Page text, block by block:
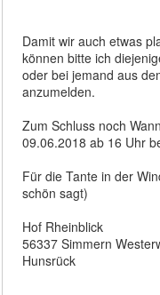
Damit wir auch etwas
können bitte ich
oder bei jemand aus
anzumelden.
Zum Schluss noch
09.06.2018 ab 16 Uhr
Für die Tante in der
schön sagt)
Hof Rheinblick
56337 Simmern
Hunsrück